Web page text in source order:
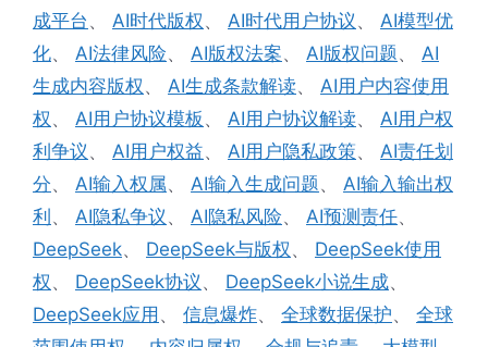
成平台 、 AI时代版权 、 AI时代用户协议 、 AI模型优
化、 AI法律风险、 AI版权法案、 AI版权问题、 AI
生成内容版权 、 AI生成条款解读、 AI用户内容使用
权 、 AI用户协议模板 、 AI用户协议解读、 AI用户权
利争议 、 AI用户权益、 AI用户隐私政策、 AI责任划
分、 AI输入权属、 AI输入生成问题、 AI输入输出权
利、 AI隐私争议 、 AI隐私风险、 AI预测责任、
DeepSeek、 DeepSeek与版权 、 DeepSeek使用
权 、 DeepSeek协议 、 DeepSeek小说生成、
DeepSeek应用 、 信息爆炸、 全球数据保护、 全球